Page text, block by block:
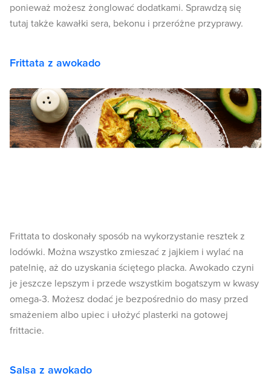
ponieważ możesz żonglować dodatkami. Sprawdzą się
tutaj także kawałki sera, bekonu i przeróżne przyprawy.
Frittata z awokado
Frittata to doskonały sposób na wykorzystanie resztek z
lodówki. Można wszystko zmieszać z jajkiem i wylać na
patelnię, aż do uzyskania ściętego placka. Awokado czyni
je jeszcze lepszym i przede wszystkim bogatszym w kwasy
omega-3. Możesz dodać je bezpośrednio do masy przed
smażeniem albo upiec i ułożyć plasterki na gotowej
frittacie.
Salsa z awokado